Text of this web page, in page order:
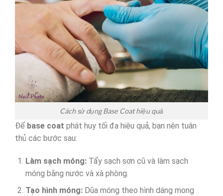
Cách sử dụng Base Coat hiệu quả
Để base coat phát huy tối đa hiệu quả, bạn nên tuân
thủ các bước sau:
Làm sạch móng:Tẩy sạch sơn cũ và làm sạch
móng bằng nước và xà phòng.
Tạo hình móng:Dũa móng theo hình dáng mong